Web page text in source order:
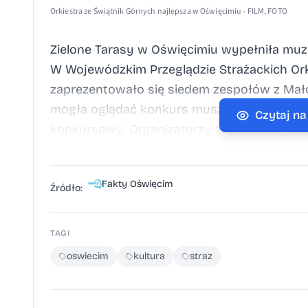
Orkiestra ze Świątnik Górnych najlepsza w Oświęcimiu - FILM, FOTO
Zielone Tarasy w Oświęcimiu wypełniła
W Wojewódzkim Przeglądzie Strażackich
zaprezentowało się siedem zespołów z
mogła oglądać konkurs musztry
konkursowy. Organizatorzy zapowiadali
miejsce zajęła orkiestra OSP Żurowa. Na
Dominikowice z powiatu gorlickiego.
musztry paradnej, a publiczność mogła
Ochotniczych Strażach Pożarnych
w lewym rogu
Czytaj
Źródło: Fakty Oświęcim
TAGI
oswiecim kultura straz